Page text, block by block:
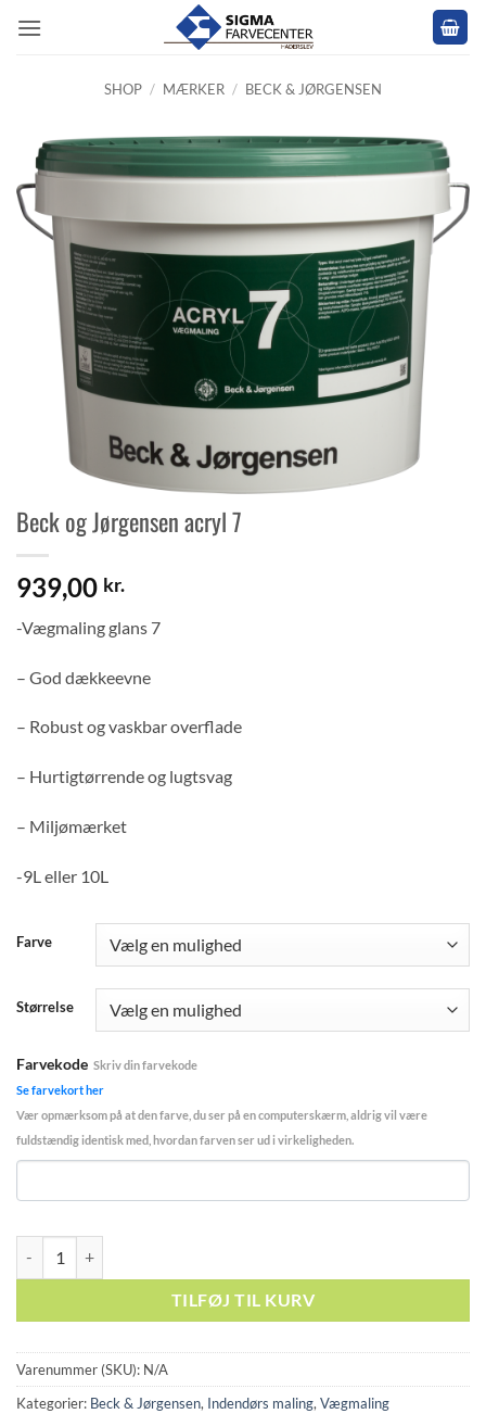
SHOP / MÆRKER / BECK & JØRGENSEN
Beck og Jørgensen acryl 7
939,00 kr.
-Vægmaling glans 7
– God dækkeevne
– Robust og vaskbar overflade
– Hurtigtørrende og lugtsvag
– Miljømærket
-9L eller 10L
Farve
Størrelse
Farvekode Skriv din farvekode
Se farvekort her
Vær opmærksom på at den farve, du ser på en computerskærm, aldrig vil være
fuldstændig identisk med, hvordan farven ser ud i virkeligheden.
TILFØJ TIL KURV
Varenummer (SKU): N/A
Kategorier: Beck & Jørgensen, Indendørs maling,Vægmaling